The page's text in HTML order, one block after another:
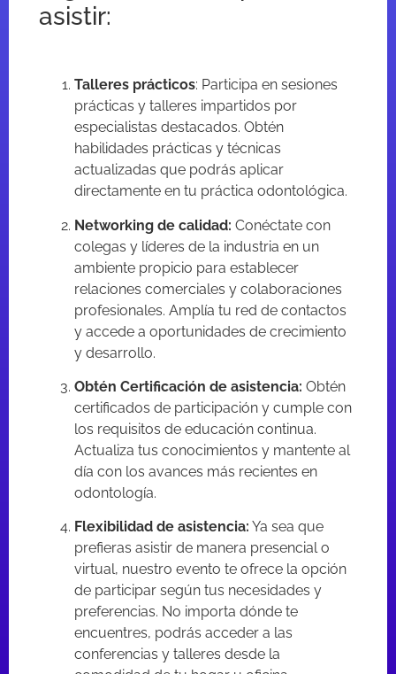
asistir:
Talleres prácticos: Participa en sesiones
prácticas y talleres impartidos por
especialistas destacados. Obtén
habilidades prácticas y técnicas
actualizadas que podrás aplicar
directamente en tu práctica odontológica.
Networking de calidad: Conéctate con
colegas y líderes de la industria en un
ambiente propicio para establecer
relaciones comerciales y colaboraciones
profesionales. Amplía tu red de contactos
y accede a oportunidades de crecimiento
y desarrollo.
Obtén Certificación de asistencia: Obtén
certificados de participación y cumple con
los requisitos de educación continua.
Actualiza tus conocimientos y mantente al
día con los avances más recientes en
odontología.
Flexibilidad de asistencia: Ya sea que
prefieras asistir de manera presencial o
virtual, nuestro evento te ofrece la opción
de participar según tus necesidades y
preferencias. No importa dónde te
encuentres, podrás acceder a las
conferencias y talleres desde la